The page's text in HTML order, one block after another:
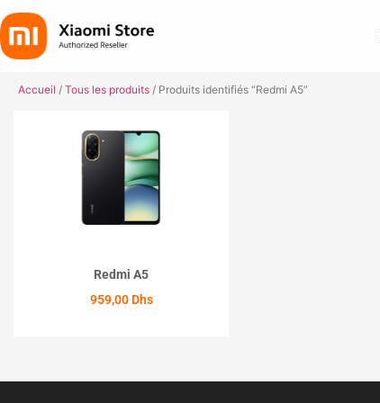
Accueil / Tous les produits / Produits identifiés “Redmi A5”
Redmi A5
959,00 Dhs